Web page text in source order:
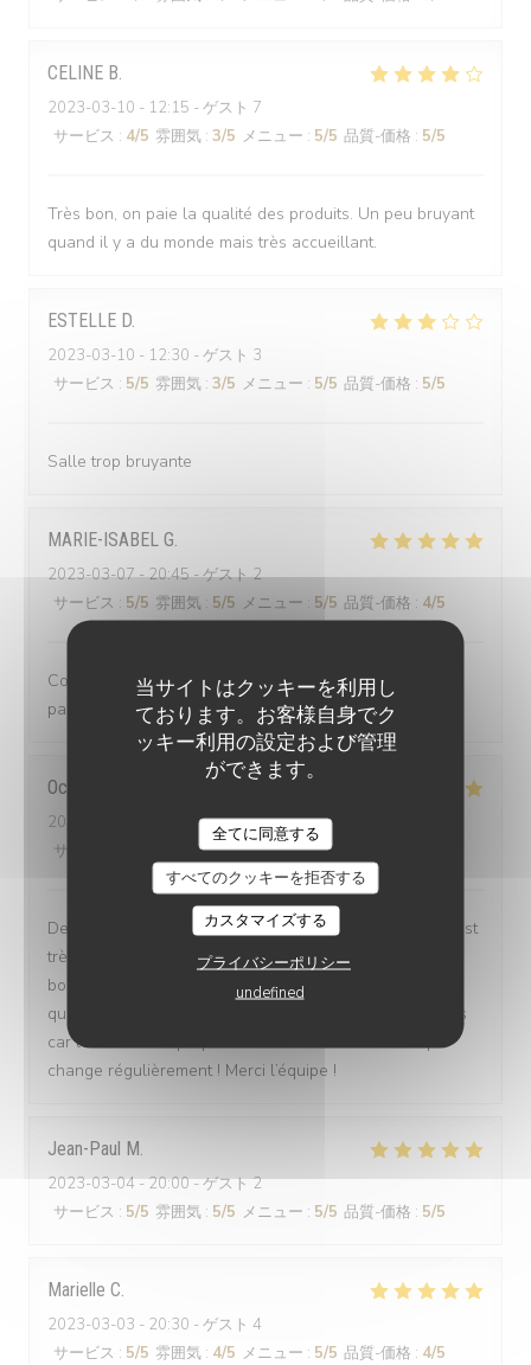
当サイトはクッキーを利用し
ております。お客様自身でク
ッキー利用の設定および管理
ができます。
全てに同意する
すべてのクッキーを拒否する
カスタマイズする
プライバシーポリシー
undefined
CELINE B
2023-03-10 - 12:15 - ゲスト 7
サービス : 4/5 雰囲気 : 3/5 メニュー : 5/5 品質-価格 : 5/5
Très bon, on paie la qualité des produits. Un peu bruyant
quand il y a du monde mais très accueillant.
ESTELLE D
2023-03-10 - 12:30 - ゲスト 3
サービス : 5/5 雰囲気 : 3/5 メニュー : 5/5 品質-価格 : 5/5
Salle trop bruyante
MARIE-ISABEL G
2023-03-07- 20:45 - ゲスト 2
サービス : 5/5 雰囲気 : 5/5 メニュー : 5/5 品質-価格 : 4/5
Comme toujours un régal pour les yeux et surtout les
papilles
Océane
2023-03-07
- 19:15 - ゲスト 2
サービス
雰囲気:5/5 メニュー:5/5
De l’accueil à la cuisine tout était parfait, le personnel est
très agréable, toujours le sourire et la cuisine était très
bonne ! Nous sommes repartis repus car en plus de la
qualité les portions sont généreuses ! Nous reviendrons
car le restaurant propose un « menu du marché » qui
change régulièrement ! Merci l’équipe !
Jean-Paul M
2023-03-04- 20:00 - ゲスト 2
サービス : 5/5 雰囲気 : 5/5 メニュー : 5/5 品質-価格 : 5/5
Marielle C
2023-03-03 - 20:30 - ゲスト 4
サービス : 5/5 雰囲気 : 4/5 メニュー : 5/5 品質-価格 : 4/5
BG BY L'ENDROIT